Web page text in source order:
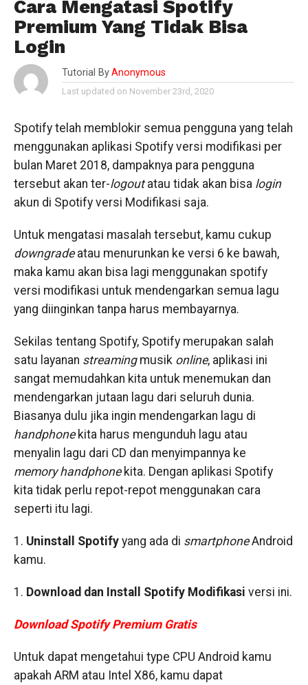
Cara Mengatasi Spotify
Premium Yang Tidak Bisa
Login
Tutorial By Anonymous
Last updated on November 23rd, 2020
Spotify telah memblokir semua pengguna yang telah
menggunakan aplikasi Spotify versi modifikasi per
bulan Maret 2018, dampaknya para pengguna
tersebut akan ter-logoutatau tidak akan bisalogin
akun di Spotify versi Modifikasi saja.
Untuk mengatasi masalah tersebut, kamu cukup
downgradeatau menurunkan ke versi 6 ke bawah,
maka kamu akan bisa lagi menggunakan spotify
versi modifikasi untuk mendengarkan semua lagu
yang diinginkan tanpa harus membayarnya.
Sekilas tentang Spotify, Spotify merupakan salah
satu layanan streamingmusik online, aplikasi ini
sangat memudahkan kita untuk menemukan dan
mendengarkan jutaan lagu dari seluruh dunia.
Biasanya dulu jika ingin mendengarkan lagu di
handphonekita harus mengunduh lagu atau
menyalin lagu dari CD dan menyimpannya ke
memory handphonekita. Dengan aplikasi Spotify
kita tidak perlu repot-repot menggunakan cara
seperti itu lagi.
1. Uninstall Spotifyyang ada di smartphoneAndroid
kamu.
1. Download dan Install Spotify Modifikasi versi ini.
Download Spotify Premium Gratis
Untuk dapat mengetahui type CPU Android kamu
apakah ARM atau Intel X86, kamu dapat